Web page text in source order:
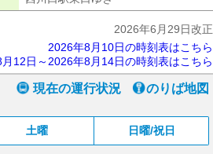
2026年6月29日改正
2026年8月10日の時刻表はこちら
12日～2026年8月14日の時刻表はこちら
現在の運行状況 のりば地図
土曜 日曜/祝日